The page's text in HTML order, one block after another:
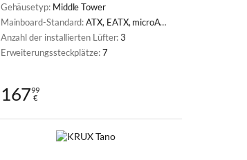
Gehäusetyp: Middle Tower
Mainboard-Standard:ATX, EATX, microATX, Mini-ITX
Anzahl der installierten Lüfter:3
Erweiterungssteckplätze:7
16799
€